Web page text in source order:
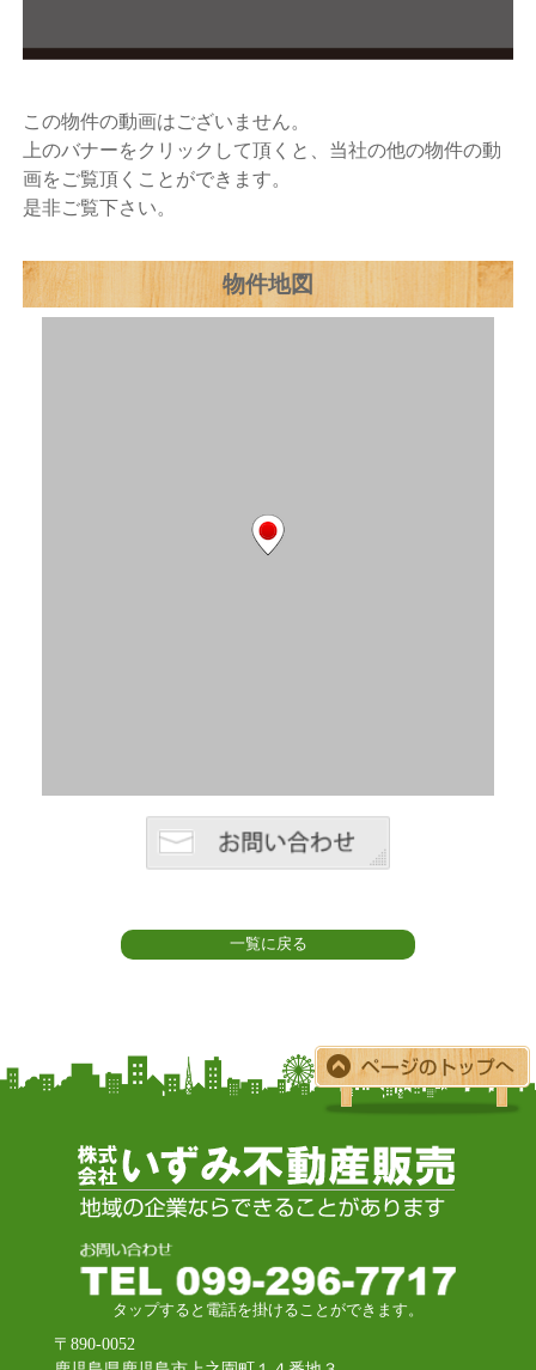
この物件の動画はございません。
上のバナーをクリックして頂くと、当社の他の物件の動
画をご覧頂くことができます。
是非ご覧下さい。
物件地図
一覧に戻る
タップすると電話を掛けることができます。
〒890-0052